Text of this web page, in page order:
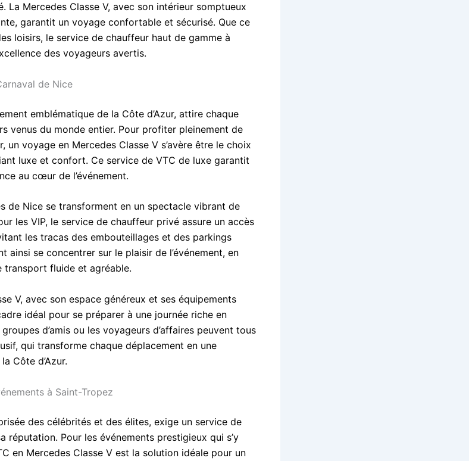
La Mercedes Classe V, avec son intérieur somptueux
garantit un voyage confortable et sécurisé. Que ce
loisirs, le service de chauffeur haut de gamme à
des voyageurs avertis.
de Nice
emblématique de la Côte d’Azur, attire chaque
venus du monde entier. Pour profiter pleinement de
un voyage en Mercedes Classe V s’avère être le choix
luxe et confort. Ce service de VTC de luxe garantit
au cœur de l’événement.
de Nice se transforment en un spectacle vibrant de
les VIP, le service de chauffeur privé assure un accès
les tracas des embouteillages et des parkings
ainsi se concentrer sur le plaisir de l’événement, en
transport fluide et agréable.
V, avec son espace généreux et ses équipements
idéal pour se préparer à une journée riche en
d’amis ou les voyageurs d’affaires peuvent tous
qui transforme chaque déplacement en une
Côte d’Azur.
à Saint-Tropez
des célébrités et des élites, exige un service de
réputation. Pour les événements prestigieux qui s’y
en Mercedes Classe V est la solution idéale pour un